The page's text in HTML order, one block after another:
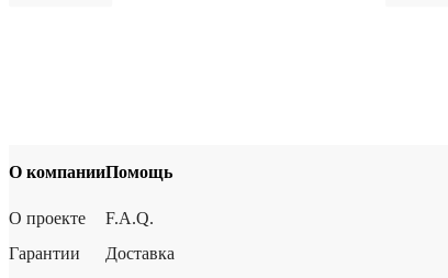
О компании
О проекте
Гарантии
Помощь
F.A.Q.
Доставка